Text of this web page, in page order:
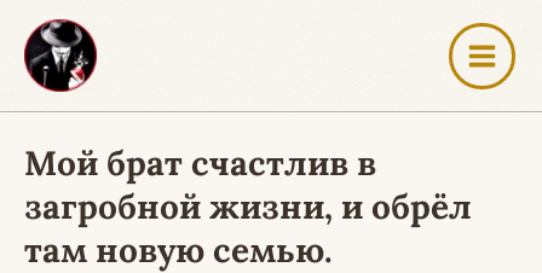
Перейти
содержимому
Мой брат счастлив в
загробной жизни, и обрёл
там новую семью.